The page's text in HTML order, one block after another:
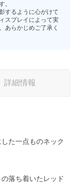
。
するように心がけて
スプレイによって実
あらかじめご了承く
詳細情報
た一点ものネック
落ち着いたレッド